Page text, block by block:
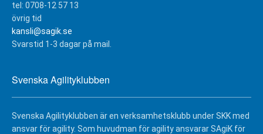
tel: 0708-12 57 13
övrig tid
kansli@sagik.se
Svarstid 1-3 dagar på mail.
Svenska Agilityklubben
Svenska Agilityklubben är en verksamhetsklubb under SKK med
ansvar för agility. Som huvudman för agility ansvarar SAgiK för